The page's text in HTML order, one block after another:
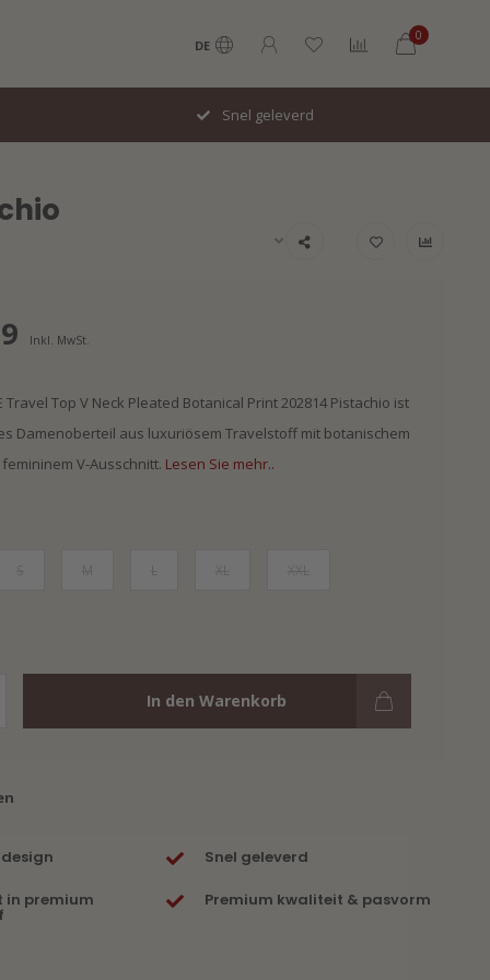
DE
0
Snel geleverd
Inkl. MwSt.
Travel Top V Neck Pleated Botanical Print 202814 Pistachio ist
Damenoberteil aus luxuriösem Travelstoff mit botanischem
V-Ausschnitt. Lesen Sie mehr..
In den Warenkorb
Snel geleverd
in premium Premium kwaliteit & pasvorm